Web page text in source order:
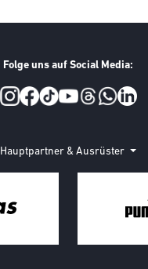
Folge uns auf Social Media:
Hauptpartner & Ausrüster